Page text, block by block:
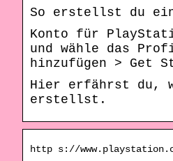
So erstellst du ein
Konto für
und wähle das
hinzufügen > Get
Hier erfährst du,
erstellst.
http s://